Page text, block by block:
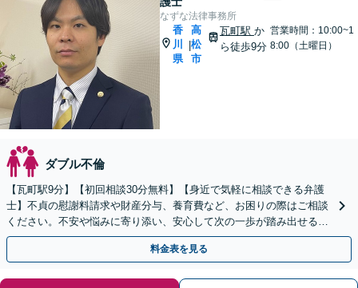
なずな法律事務所
香
川
県
|
高
松
市
瓦町駅 か
ら徒歩9分
営業時間：10:00~1
8:00（土曜日）
ダブル不倫
【瓦町駅9分】【初回相談30分無料】【身近で気軽に相談できる弁護
士】不貞の慰謝料請求や財産分与、養育費など、お困りの際はご相談
ください。不安や悩みに寄り添い、安心して次の一歩が踏み出せるよ
うサポートします。【電話相談可】【休日・夜間対応】
料金表を見る